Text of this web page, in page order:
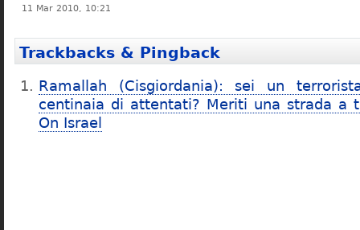
11 Mar 2010, 10:21
Trackbacks & Pingback
Ramallah (Cisgiordania): sei un
centinaia di attentati? Meriti una strada a
On Israel